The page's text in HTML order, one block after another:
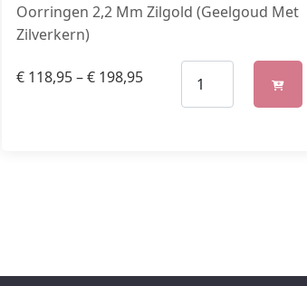
Oorringen 2,2 Mm Zilgold (Geelgoud Met
Zilverkern)
€ 118,95–€ 198,95